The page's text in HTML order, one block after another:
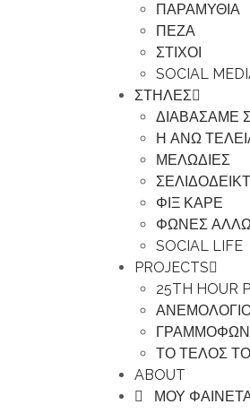
ΠΑΡΑΜΥΘΙΑ
ΠΕΖΑ
ΣΤΙΧΟΙ
SOCIAL
ΣΤΗΛΕΣ
ΔΙΑΒΑΣΑΜΕ
Η ΑΝΩ
ΜΕΛΩΔΙΕΣ
ΦΙΞ ΚΑΡΕ
ΦΩΝΕΣ
SOCIAL LIFE
PROJECTS
25TH HOUR
ΤΟ ΤΕΛΟΣ
ABOUT
ΜΟΥ